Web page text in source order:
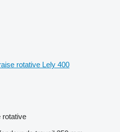
rotative Lely 400
rotative